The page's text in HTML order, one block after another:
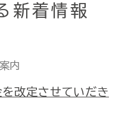
新着情報
内
改定させていだき